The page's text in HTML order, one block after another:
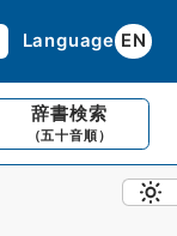
Language EN
辞書検索
（五十音順）